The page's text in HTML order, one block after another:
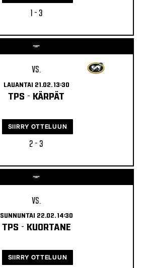
1 - 3
VS.
LAUANTAI 21.02. 13:30
TPS - KÄRPÄT
2 - 3
SIIRRY OTTELUUN
VS.
SUNNUNTAI 22.02. 14:30
TPS - KUORTANE
SIIRRY OTTELUUN